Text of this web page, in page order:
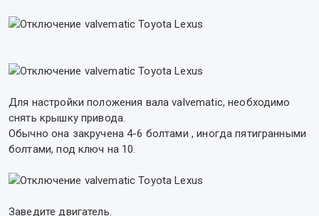
Для настройки положения вала valvematic, необходимо
снять крышку привода.
Обычно она закручена 4-6 болтами , иногда пятигранными
болтами, под ключ на 10.
Заведите двигатель.